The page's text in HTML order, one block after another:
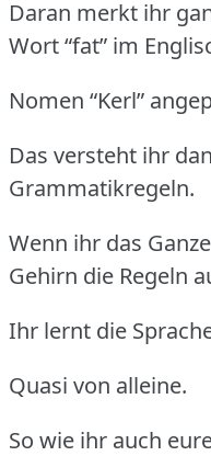
Daran merkt ihr
Wort “fat” im
Nomen “Kerl”
Das versteht ihr
Grammatikregeln.
Wenn ihr das
Gehirn die Regeln
Ihr lernt die
Quasi von alleine.
So wie ihr auch